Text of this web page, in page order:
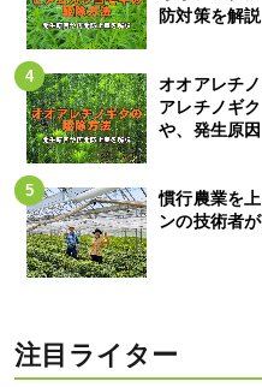
防対策を解説
オオアレチ
アレチノギ
や、発生原
慣行農業を
ンの技術者
注目ライター